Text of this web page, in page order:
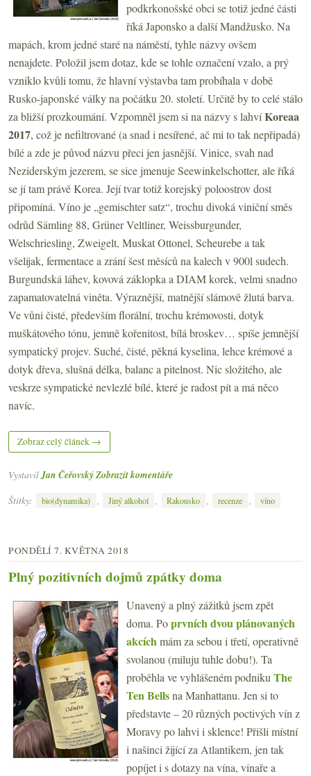
podkrkonošské obci se totiž jedné části
říká Japonsko a další Mandžusko. Na
mapách, krom jedné staré na náměstí, tyhle názvy ovšem
nenajdete. Položil jsem dotaz, kde se tohle označení vzalo, a prý
vzniklo kvůli tomu, že hlavní výstavba tam probíhala v době
Rusko-japonské války na počátku 20. století. Určitě by to celé stálo
za bližší prozkoumání. Vzpomněl jsem si na názvy s lahvíKoreaa
2017, což je nefiltrované (a snad i nesířené, ač mi to tak nepřipadá)
bílé a zde je původ názvu přeci jen jasnější. Vinice, svah nad
Neziderským jezerem, se sice jmenuje Seewinkelschotter, ale říká
se jí tam právě Korea. Její tvar totiž korejský poloostrov dost
připomíná. Víno je „gemischter satz“, trochu divoká viniční směs
odrůd Sämling 88, Grüner Veltliner, Weissburgunder,
Welschriesling, Zweigelt, Muskat Ottonel, Scheurebe a tak
všelijak, fermentace a zrání šest měsíců na kalech v 900l sudech.
Burgundská láhev, kovová záklopka a DIAM korek, velmi snadno
zapamatovatelná viněta. Výraznější, matnější slámově žlutá barva.
Ve vůni čisté, především florální, trochu krémovosti, dotyk
muškátového tónu, jemně kořenitost, bílá broskev… spíše jemnější
sympatický projev. Suché, čisté, pěkná kyselina, lehce krémové a
dotyk dřeva, slušná délka, balanc a pitelnost. Nic složitého, ale
veskrze sympatické nevlezlé bílé, které je radost pít a má něco
navíc.
Zobraz celý článek →
VystavilJan ČeřovskýZobrazit komentáře
Štítky:
bio(dynamika) Jiný alkohol Rakousko recenze víno
PONDĚLÍ 7. KVĚTNA 2018
Plný pozitivních dojmů zpátky doma
Unavený a plný zážitků jsem zpět
doma. Poprvních dvou plánovaných
akcíchmám za sebou i třetí, operativně
svolanou (miluju tuhle dobu!). Ta
proběhla ve vyhlášeném podniku The
Ten Bellsna Manhattanu. Jen si to
představte – 20 různých poctivých vín z
Moravy po lahvi i sklence! Přišli místní
i našinci žijící za Atlantikem, jen tak
popíjet i s dotazy na vína, vinaře a